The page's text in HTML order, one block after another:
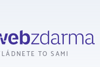
TO SAMI